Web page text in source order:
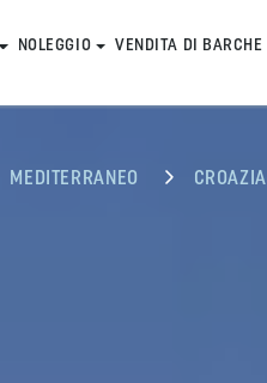
NOLEGGIO VENDITA DI BARCHE
MEDITERRANEO CROAZIA